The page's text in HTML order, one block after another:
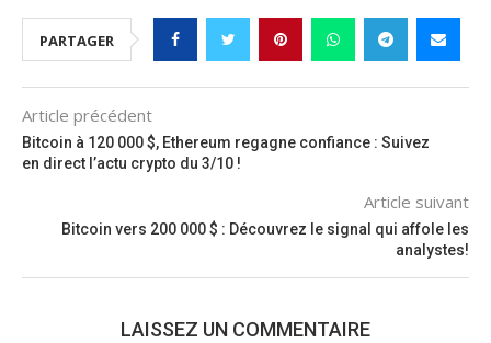
PARTAGER
Article précédent
Bitcoin à 120 000 $, Ethereum regagne confiance : Suivez
en direct l’actu crypto du 3/10 !
Article suivant
Bitcoin vers 200 000 $ : Découvrez le signal qui affole les
analystes!
LAISSEZ UN COMMENTAIRE